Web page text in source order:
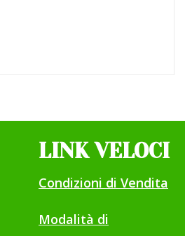
LINK VELOCI
Condizioni di Vendita
Modalità di